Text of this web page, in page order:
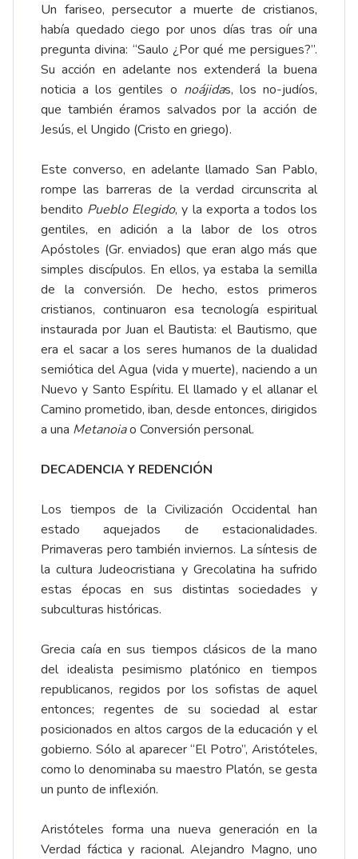
Un fariseo, persecutor a muerte de cristianos,
había quedado ciego por unos días tras oír una
pregunta divina: “Saulo ¿Por qué me persigues?”.
Su acción en adelante nos extenderá la buena
noticia a los gentiles o noájidas, los no-judíos,
que también éramos salvados por la acción de
Jesús, el Ungido (Cristo en griego).
Este converso, en adelante llamado San Pablo,
rompe las barreras de la verdad circunscrita al
bendito Pueblo Elegido, y la exporta a todos los
gentiles, en adición a la labor de los otros
Apóstoles (Gr. enviados) que eran algo más que
simples discípulos. En ellos, ya estaba la semilla
de la conversión. De hecho, estos primeros
cristianos, continuaron esa tecnología espiritual
instaurada por Juan el Bautista: el Bautismo, que
era el sacar a los seres humanos de la dualidad
semiótica del Agua (vida y muerte), naciendo a un
Nuevo y Santo Espíritu. El llamado y el allanar el
Camino prometido, iban, desde entonces, dirigidos
a una Metanoiao Conversión personal.
DECADENCIA Y REDENCIÓN
Los tiempos de la Civilización Occidental han
estado aquejados de estacionalidades.
Primaveras pero también inviernos. La síntesis de
la cultura Judeocristiana y Grecolatina ha sufrido
estas épocas en sus distintas sociedades y
subculturas históricas.
Grecia caía en sus tiempos clásicos de la mano
del idealista pesimismo platónico en tiempos
republicanos, regidos por los sofistas de aquel
entonces; regentes de su sociedad al estar
posicionados en altos cargos de la educación y el
gobierno. Sólo al aparecer “El Potro”, Aristóteles,
como lo denominaba su maestro Platón, se gesta
un punto de inflexión.
Aristóteles forma una nueva generación en la
Verdad fáctica y racional. Alejandro Magno, uno